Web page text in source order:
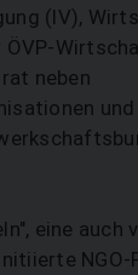
(IV),
ÖVP-
neben
und
eine auch
SUCHEN